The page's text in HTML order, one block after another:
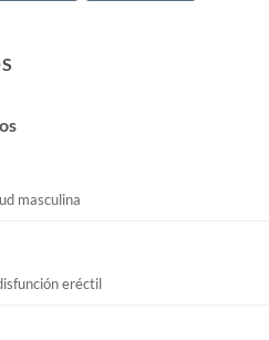
masculina
eréctil